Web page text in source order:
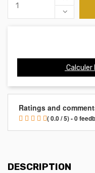
Calculer
Ratings and
( 0.0 / 5) - 0
DESCRIPTION